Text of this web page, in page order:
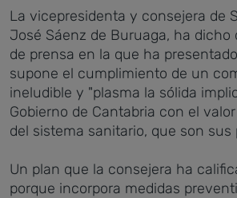
La vicepresidenta y consejera de
José Sáenz de Buruaga, ha dicho
de prensa en la que ha
supone el cumplimiento de un
ineludible y "plasma la sólida
Gobierno de Cantabria con el
del sistema sanitario, que son sus
Un plan que la consejera ha
porque incorpora medidas